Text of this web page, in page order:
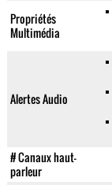
Propriétés
Multimédia
Alertes Audio
# Canaux haut-
parleur